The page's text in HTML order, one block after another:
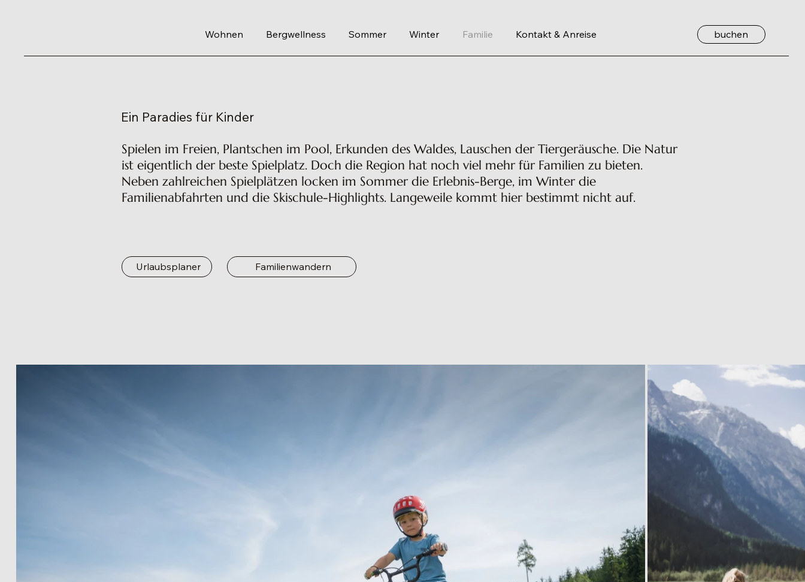
Wohnen Bergwellness Sommer Winter Familie Kontakt & Anreise buchen
Ein Paradies für Kinder
Spielen im Freien, Plantschen im Pool, Erkunden des Waldes, Lauschen der Tiergeräusche. Die Natur
ist eigentlich der beste Spielplatz. Doch die Region hat noch viel mehr für Familien zu bieten.
Neben zahlreichen Spielplätzen locken im Sommer die Erlebnis-Berge, im Winter die
Familienabfahrten und die Skischule-Highlights. Langeweile kommt hier bestimmt nicht auf.
Urlaubsplaner Familienwandern